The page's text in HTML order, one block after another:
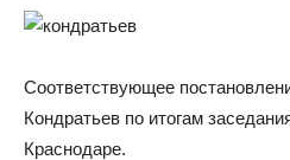
Соответствующее
Кондратьев по итогам
Краснодаре.